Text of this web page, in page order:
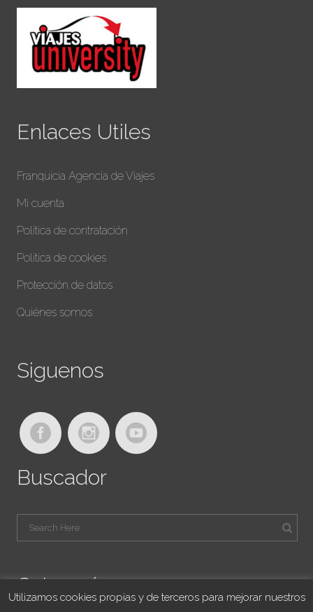
Enlaces Utiles
Franquicia Agencia de Viajes
Mi cuenta
Política de contratación
Política de cookies
Protección de datos
Quiénes somos
Siguenos
Buscador
Categorías
Utilizamos cookies propias y de terceros para mejorar nuestros